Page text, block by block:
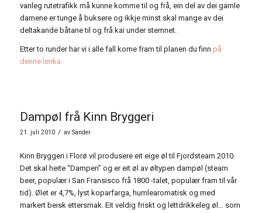
vanleg rutetrafikk må kunne komme til og frå, ein del av dei gamle
damene er tunge å buksere og ikkje minst skal mange av dei
deltakande båtane til og frå kai under stemnet.
Etter to runder har vi i alle fall kome fram til planen du finn på
denne lenka.
Dampøl frå Kinn Bryggeri
21. juli 2010 / av Sander
Kinn Bryggeri i Florø vil produsere eit eige øl til Fjordsteam 2010.
Det skal heite “Dampen” og er eit øl av øltypen dampøl (steam
beer, populær i San Fransisco frå 1800 -talet, populær fram til vår
tid). Ølet er 4,7%, lyst koparfarga, humlearomatisk og med
markert beisk ettersmak. Eit veldig friskt og lettdrikkeleg øl
som